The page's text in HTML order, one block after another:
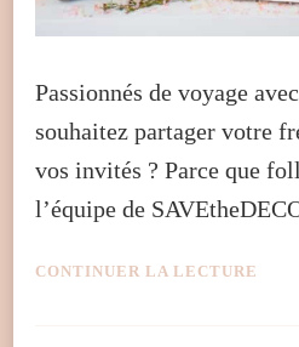
Passionnés de voyage
souhaitez partager votre
vos invités ? Parce que
l’équipe de
CONTINUER LA LECTURE